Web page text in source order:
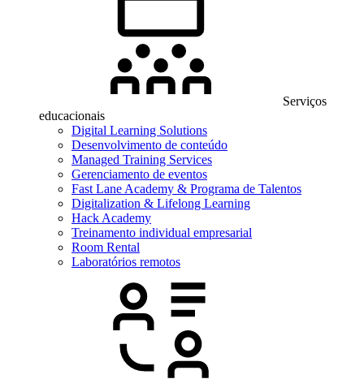
Serviços
educacionais
Digital Learning Solutions
Desenvolvimento de conteúdo
Managed Training Services
Gerenciamento de eventos
Fast Lane Academy & Programa de Talentos
Digitalization & Lifelong Learning
Hack Academy
Treinamento individual empresarial
Room Rental
Laboratórios remotos